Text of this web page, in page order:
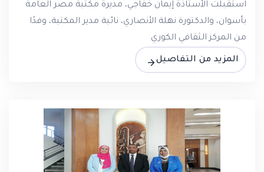
استقبلت الأستاذة إيمان خفاجي، مديرة مكتبة مصر العامة
بأسوان، والدكتورة نهلة الأنصاري، نائبة مدير المكتبة، وفدًا
من المركز الثقافي الكوري
المزيد من التفاصيل